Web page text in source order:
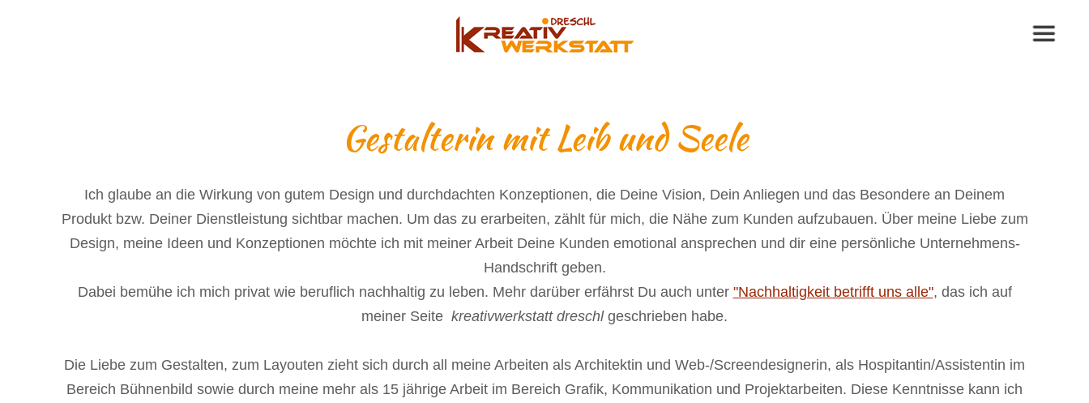
Gestalterin mit Leib und Seele
Ich glaube an die Wirkung von gutem Design und durchdachten Konzeptionen, die Deine Vision, Dein Anliegen und das Besondere an Deinem
Produkt bzw. Deiner Dienstleistung sichtbar machen. Um das zu erarbeiten, zählt für mich, die Nähe zum Kunden aufzubauen. Über meine Liebe zum
Design, meine Ideen und Konzeptionen möchte ich mit meiner Arbeit Deine Kunden emotional ansprechen und dir eine persönliche Unternehmens-
Handschrift geben.
Dabei bemühe ich mich privat wie beruflich nachhaltig zu leben. Mehr darüber erfährst Du auch unter "Nachhaltigkeit betrifft uns alle", das ich auf
meiner Seite kreativwerkstatt dreschlgeschrieben habe.
Die Liebe zum Gestalten, zum Layouten zieht sich durch all meine Arbeiten als Architektin und Web-/Screendesignerin, als Hospitantin/Assistentin im
Bereich Bühnenbild sowie durch meine mehr als 15 jährige Arbeit im Bereich Grafik, Kommunikation und Projektarbeiten. Diese Kenntnisse kann ich